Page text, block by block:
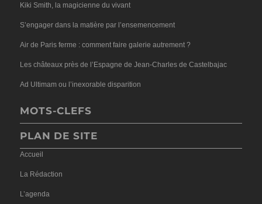
Kiki Smith, la magicienne du vivant
S’engager dans la matière par l’ensemencement
Air de Paris ferme : comment faire galerie autrement ?
Les châteaux près de l’Espagne de Jean-Charles de Castelbajac
Ad Ultimam ou l’inexorable disparition
MOTS-CLEFS
PLAN DE SITE
Accueil
La Rédaction
L’agenda